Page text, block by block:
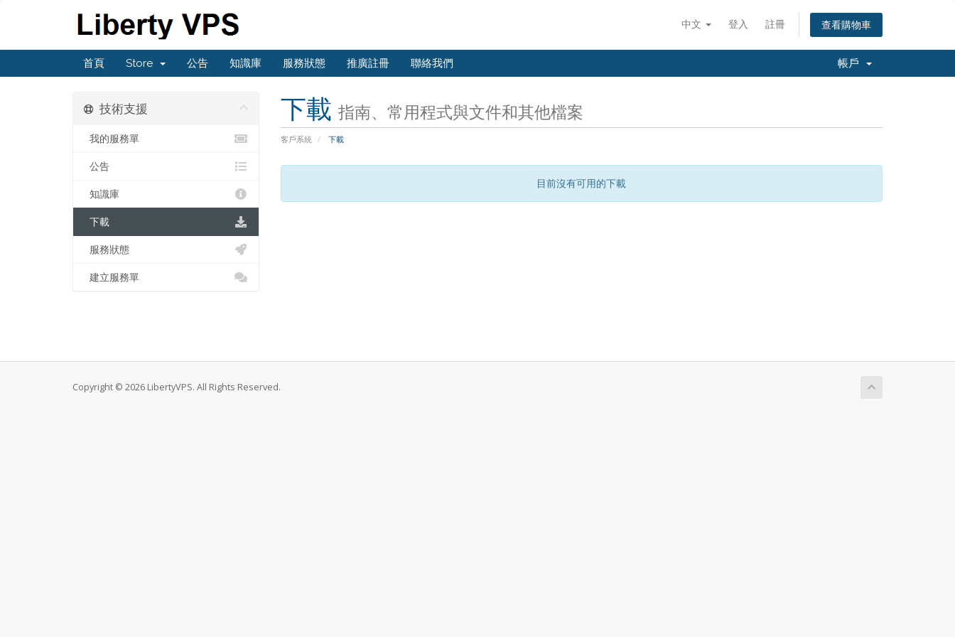
中文 登入 註冊 查看購物車
首頁 Store 公告 知識庫 服務狀態 推廣註冊 聯絡我們 帳戶
下載 指南、常用程式與文件和其他檔案
客戶系統 下載
目前沒有可用的下載
技術支援
我的服務單
公告
知識庫
下載
服務狀態
建立服務單
Copyright © 2026 LibertyVPS. All Rights Reserved.